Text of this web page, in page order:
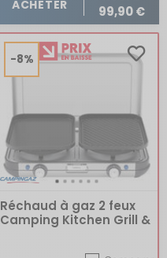
ACHETER 99,90 €
-8%
Réchaud à gaz 2 feux
Camping Kitchen Grill &